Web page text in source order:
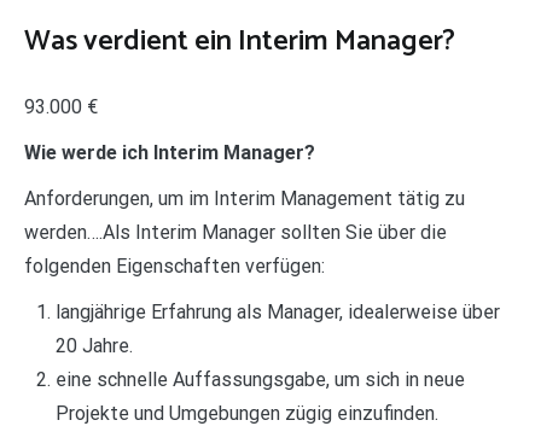
Was verdient ein Interim Manager?
93.000 €
Wie werde ich Interim Manager?
Anforderungen, um im Interim Management tätig zu
werden….Als Interim Manager sollten Sie über die
folgenden Eigenschaften verfügen:
langjährige Erfahrung als Manager, idealerweise über
20 Jahre.
eine schnelle Auffassungsgabe, um sich in neue
Projekte und Umgebungen zügig einzufinden.